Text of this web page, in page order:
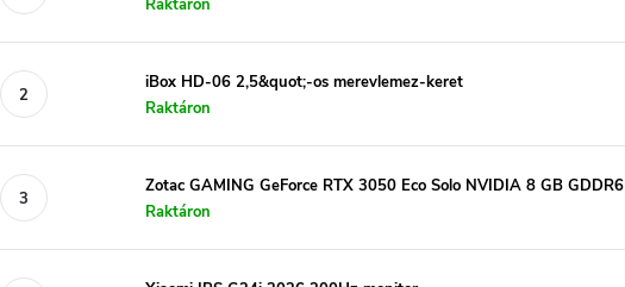
Raktáron
iBox HD-06 2,5&quot;-os merevlemez-keret
Raktáron
Zotac GAMING GeForce RTX 3050 Eco Solo NVIDIA 8 GB GDDR6
Raktáron